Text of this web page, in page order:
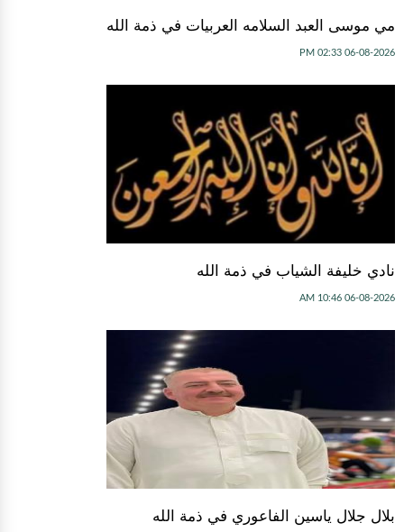
مي موسى العبد السلامه العربيات في ذمة الله
06-08-2026 02:33 PM
نادي خليفة الشياب في ذمة الله
06-08-2026 10:46 AM
بلال جلال ياسين الفاعوري في ذمة الله